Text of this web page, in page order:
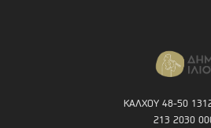
ΚΑΛΧΟΥ 48-50
213 2030